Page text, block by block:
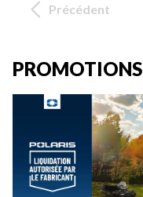
Précédent
PROMOTIONS